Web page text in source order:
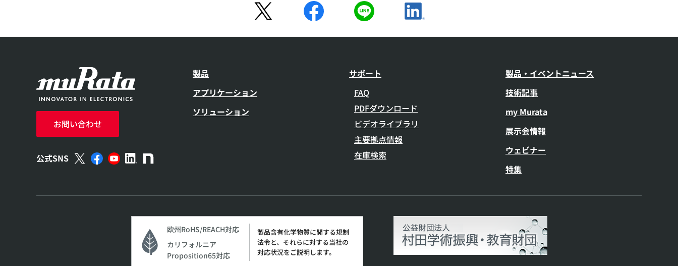
お問い合わせ
公式SNS
製品
アプリケーション
ソリューション
サポート
FAQ
PDFダウンロード
ビデオライブラリ
主要拠点情報
在庫検索
製品・イベントニュース
技術記事
my Murata
展示会情報
ウェビナー
特集
欧州RoHS/REACH対応
カリフォルニア
Proposition65対応
製品含有化学物質に関する規制
法令と、それらに対する当社の
対応状況をご説明します。